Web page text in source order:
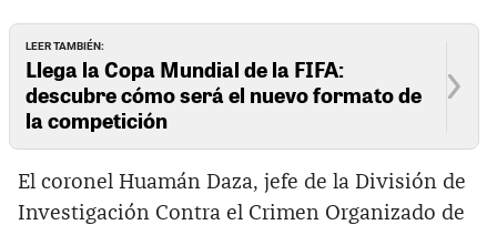
LEER TAMBIÉN:
Llega la Copa Mundial de la FIFA:
descubre cómo será el nuevo formato de
la competición
El coronel Huamán Daza, jefe de la División de
Investigación Contra el Crimen Organizado de